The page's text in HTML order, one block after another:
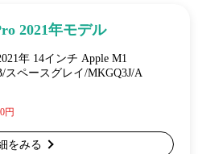
2021年モデル
年 14インチ Apple M1
スペースグレイ/MKGQ3J/A
円
をみる